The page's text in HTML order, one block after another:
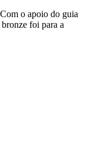
o apoio do guia
foi para a